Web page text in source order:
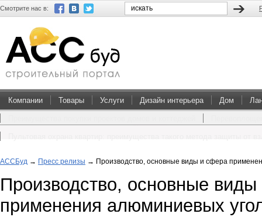
Смотрите нас в:
Компании Товары Услуги Дизайн интерьера Дом
АССБуд → Пресс релизы → Производство, основные виды и сфера
Производство, основные
применения алюминиевых